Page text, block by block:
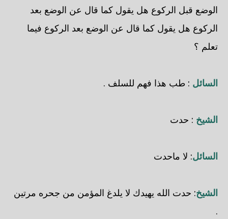
الوضع قبل الركوع هل يقول كما قال عن الوضع بعد
الركوع هل يقول كما قال عن الوضع بعد الركوع فيما
تعلم ؟
السائل : طب هذا فهم للسلف .
الشيخ : حدت
السائل: لا ماحدت
الشيخ: حدت الله يهيدك لا يلدغ المؤمن من جحره مرتين
.